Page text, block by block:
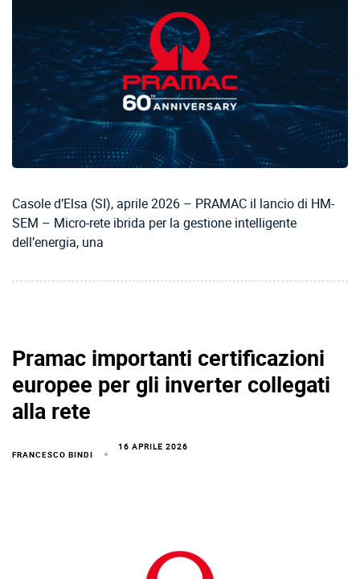
Casole d’Elsa (SI), aprile 2026 – PRAMAC il lancio di HM-
SEM – Micro-rete ibrida per la gestione intelligente
dell’energia, una
Pramac importanti certificazioni
europee per gli inverter collegati
alla rete
FRANCESCO BINDI
16 APRILE 2026